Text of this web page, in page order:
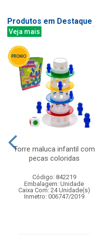
Produtos em Destaque
Veja mais
Torre maluca infantil com
pecas coloridas
Código: 842219
Embalagem: Unidade
Caixa Com: 24 Unidade(s)
Inmetro: 006747/2019